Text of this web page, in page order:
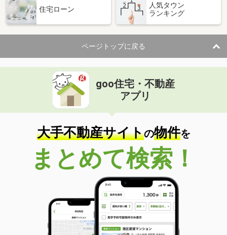
住 所
千葉県佐倉市鏑木仲田町
専有面積 24.18m²
間取り
1K
千葉県野田市尾崎
価 格
住 所
千葉県野田市尾崎
専有面積 31.05m²
間取り
1K
千葉県鎌ケ谷市くぬぎ山５丁目
価 格
7.60万円
千葉県鎌ケ谷市くぬぎ山５丁目
29.81m²
間取り
1K
千葉県船橋市西船５丁目
住宅ローン
人気タウン
ランキング
ページトップに戻る
goo住宅・不動産
アプリ
大手不動産サイトの物件を
まとめて検索！